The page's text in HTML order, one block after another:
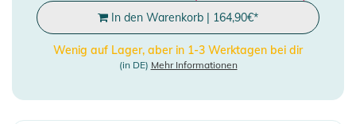
In den Warenkorb | 164,90€*
Wenig auf Lager, aber in 1-3 Werktagen bei dir
(in DE) Mehr Informationen